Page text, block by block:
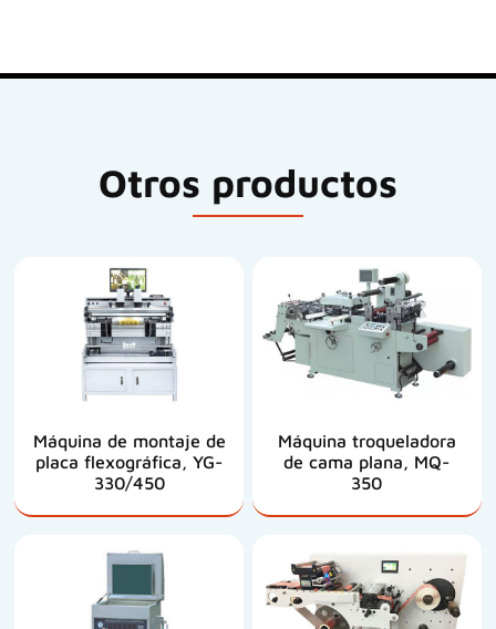
Otros productos
Máquina de montaje de
placa flexográfica, YG-
330/450
Máquina troqueladora
de cama plana, MQ-
350